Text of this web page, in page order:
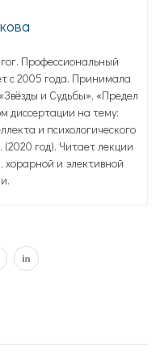
Профессиональный
с 2005 года. Принимала
и Судьбы», «Предел
диссертации на тему:
и психологического
год). Читает лекции
хорарной и элективной